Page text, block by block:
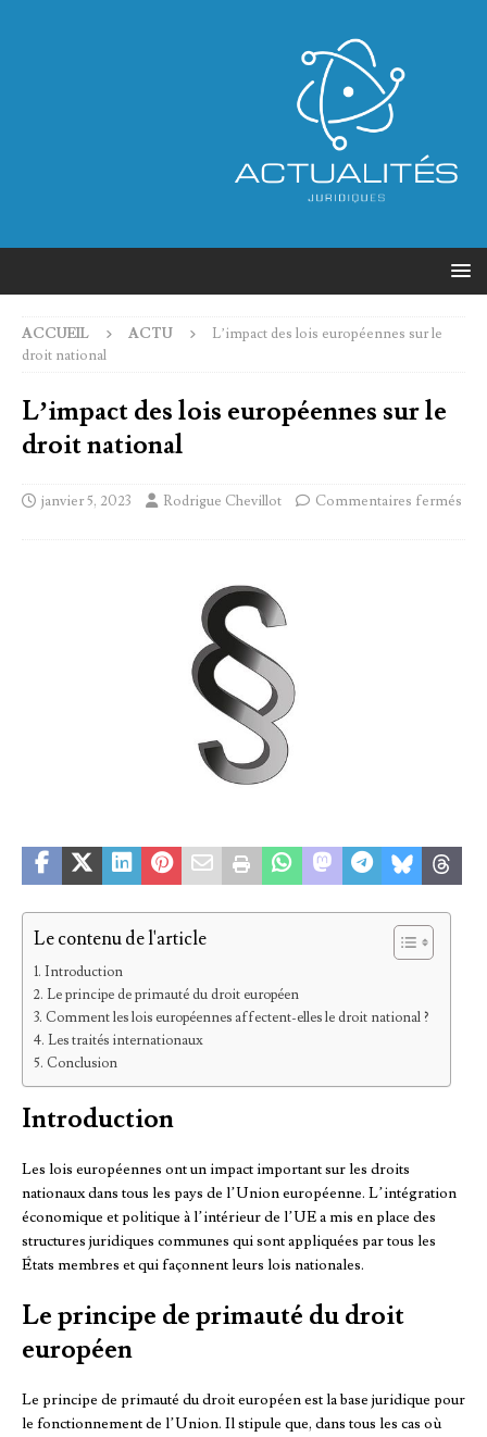
ACCUEIL ACTU
L’impact des lois européennes sur le
droit national
L’impact des lois européennes sur le
droit national
janvier 5, 2023 Rodrigue Chevillot Commentaires fermés
Le contenu de l'article
Introduction
Le principe de primauté du droit européen
Comment les lois européennes affectent-elles le droit national ?
Les traités internationaux
Conclusion
Introduction
Les lois européennes ont un impact important sur les droits
nationaux dans tous les pays de l’Union européenne. L’intégration
économique et politique à l’intérieur de l’UE a mis en place des
structures juridiques communes qui sont appliquées par tous les
États membres et qui façonnent leurs lois nationales.
Le principe de primauté du droit
européen
Le principe de primauté du droit européen est la base juridique pour
le fonctionnement de l’Union. Il stipule que, dans tous les cas où